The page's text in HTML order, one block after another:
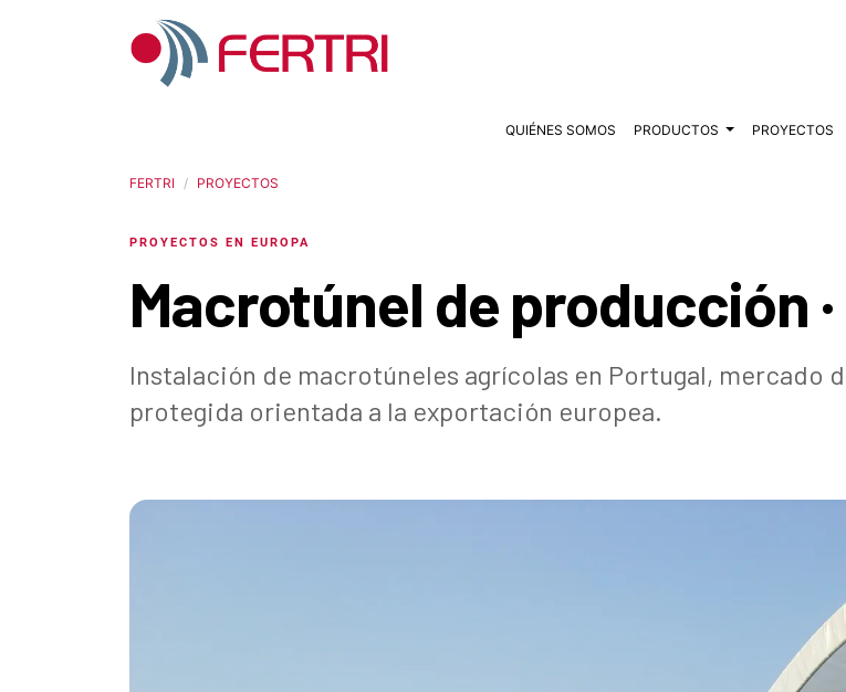
QUIÉNES SOMOS PRODUCTOS PROYECTOS
FERTRI PROYECTOS
PROYECTOS EN EUROPA
Macrotúnel de producción
Instalación de macrotúneles agrícolas en Portugal,
protegida orientada a la exportación europea.